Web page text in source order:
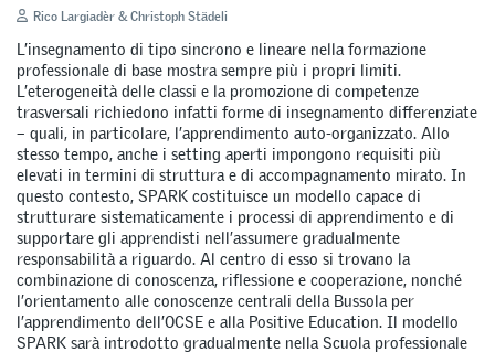
Rico Largiadèr & Christoph Städeli
L’insegnamento di tipo sincrono e lineare nella formazione
professionale di base mostra sempre più i propri limiti.
L’eterogeneità delle classi e la promozione di competenze
trasversali richiedono infatti forme di insegnamento differenziate
– quali, in particolare, l’apprendimento auto-organizzato. Allo
stesso tempo, anche i setting aperti impongono requisiti più
elevati in termini di struttura e di accompagnamento mirato. In
questo contesto, SPARK costituisce un modello capace di
strutturare sistematicamente i processi di apprendimento e di
supportare gli apprendisti nell’assumere gradualmente
responsabilità a riguardo. Al centro di esso si trovano la
combinazione di conoscenza, riflessione e cooperazione, nonché
l’orientamento alle conoscenze centrali della Bussola per
l’apprendimento dell’OCSE e alla Positive Education. Il modello
SPARK sarà introdotto gradualmente nella Scuola professionale